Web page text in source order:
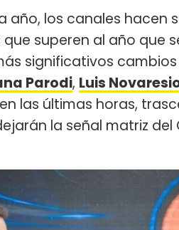
año, los canales hacen
superen al año que
significativos
Parodi, Luis
en las últimas horas,
la señal matriz del